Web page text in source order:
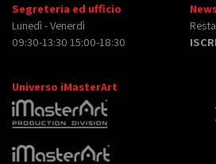
Segreteria ed ufficio
Lunedì - Venerdì
09:30-13:30 15:00-18:30
Universo iMasterArt